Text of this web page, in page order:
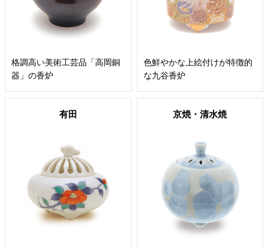
格調高い美術工芸品「高岡銅
器」の香炉
色鮮やかな上絵付けが特徴的
な九谷香炉
有田 京焼・清水焼